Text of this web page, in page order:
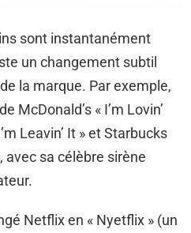
sont instantanément
un changement subtil
la marque. Par exemple,
McDonald’s « I’m Lovin’
Leavin’ It » et Starbucks
avec sa célèbre sirène
Netflix en « Nyetflix » (un